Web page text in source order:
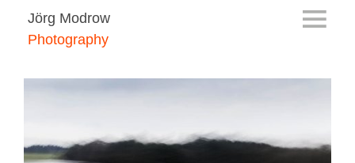
Jörg Modrow
Photography